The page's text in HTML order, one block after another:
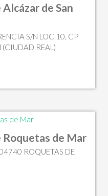
de San
S/N LOC.10, CP
REAL)
Roquetas de Mar
ROQUETAS DE